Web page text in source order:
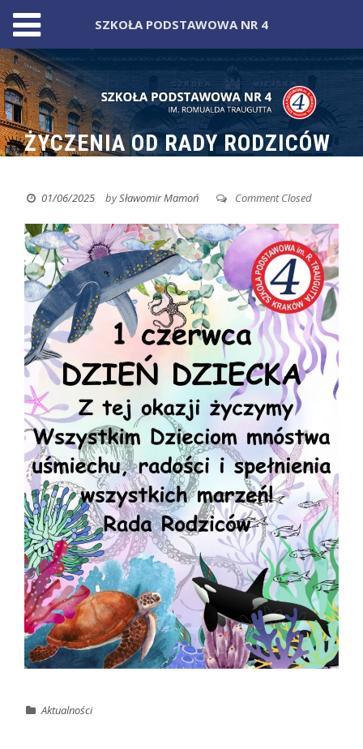
Skip
to
content
ŻYCZENIA OD RADY RODZICÓW
01/06/2025 bySławomir Mamoń Comment Closed
Aktualności
SZKOŁA PODSTAWOWA NR 4